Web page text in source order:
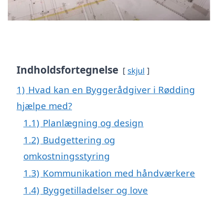
Indholdsfortegnelse skjul
1) Hvad kan en Byggerådgiver i Rødding
hjælpe med?
1.1) Planlægning og design
1.2) Budgettering og
omkostningsstyring
1.3) Kommunikation med håndværkere
1.4) Byggetilladelser og love